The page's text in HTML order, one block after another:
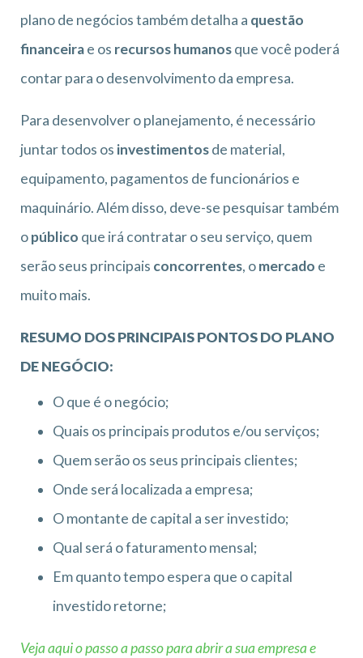
plano de negócios também detalha a questão
financeirae os recursos humanosque você poderá
contar para o desenvolvimento da empresa.
Para desenvolver o planejamento, é necessário
juntar todos os investimentosde material,
equipamento, pagamentos de funcionários e
maquinário. Além disso, deve-se pesquisar também
opúblico que irá contratar o seu serviço, quem
serão seus principais concorrentes, omercado e
muito mais.
RESUMO DOS PRINCIPAIS PONTOS DO PLANO
DE NEGÓCIO:
O que é o negócio;
Quais os principais produtos e/ou serviços;
Quem serão os seus principais clientes;
Onde será localizada a empresa;
O montante de capital a ser investido;
Qual será o faturamento mensal;
Em quanto tempo espera que o capital
investido retorne;
Veja aqui o passo a passo para abrir a sua empresa e